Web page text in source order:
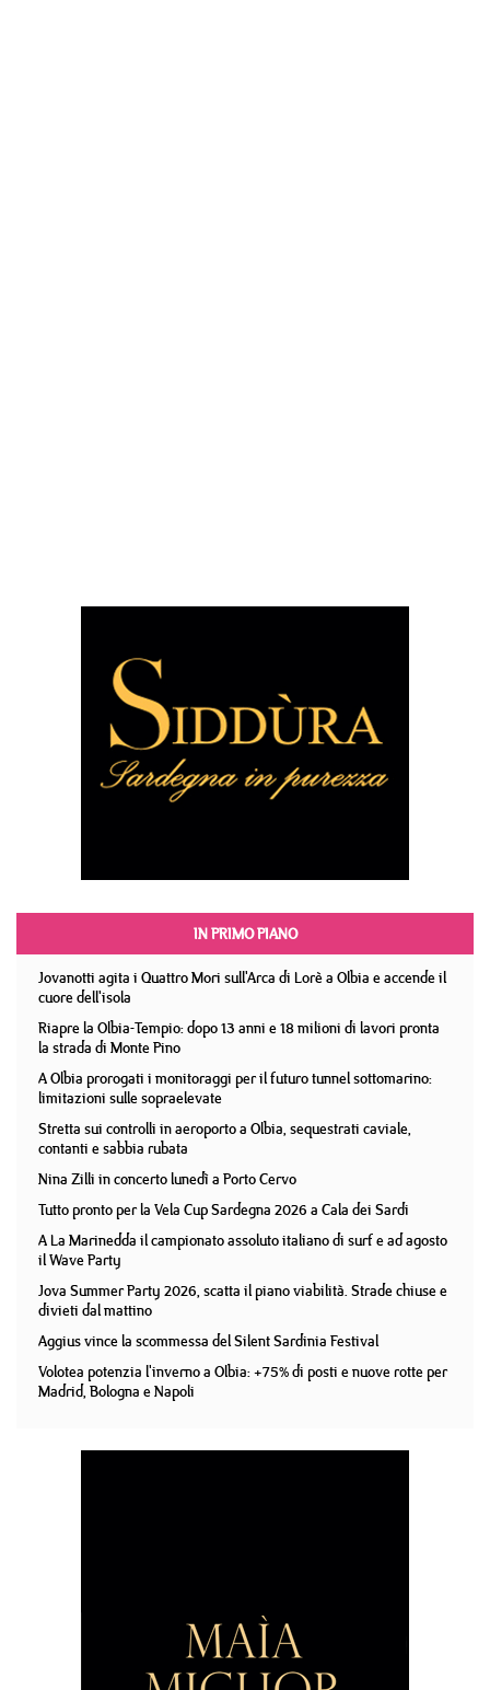
IN PRIMO PIANO
Jovanotti agita i Quattro Mori sull'Arca di Lorè a Olbia e accende il
cuore dell'isola
Riapre la Olbia-Tempio: dopo 13 anni e 18 milioni di lavori pronta
la strada di Monte Pino
A Olbia prorogati i monitoraggi per il futuro tunnel sottomarino:
limitazioni sulle sopraelevate
Stretta sui controlli in aeroporto a Olbia, sequestrati caviale,
contanti e sabbia rubata
Nina Zilli in concerto lunedì a Porto Cervo
Tutto pronto per la Vela Cup Sardegna 2026 a Cala dei Sardi
A La Marinedda il campionato assoluto italiano di surf e ad agosto
il Wave Party
Jova Summer Party 2026, scatta il piano viabilità. Strade chiuse e
divieti dal mattino
Aggius vince la scommessa del Silent Sardinia Festival
Volotea potenzia l'inverno a Olbia: +75% di posti e nuove rotte per
Madrid, Bologna e Napoli